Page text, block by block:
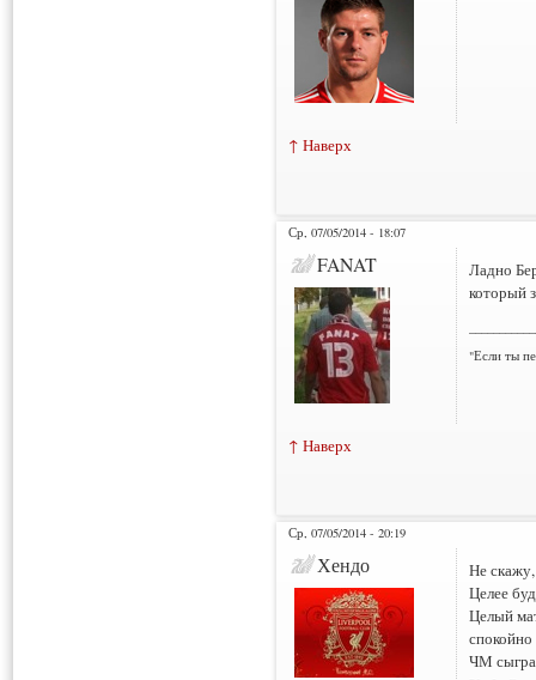
↑ Наверх
Ср, 07/05/2014 - 18:07
FANAT
Ладно
который
"Если ты
↑ Наверх
Ср, 07/05/2014 - 20:19
Хендо
Не
Целее
Целый
ЧМ